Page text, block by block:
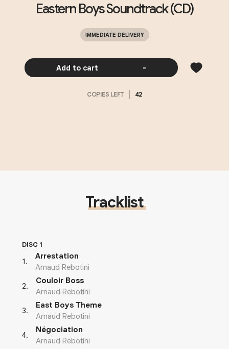
Eastern Boys Soundtrack (CD)
IMMEDIATE DELIVERY
Add to cart -
COPIES LEFT 42
Tracklist
DISC 1
1 .
Arrestation
Arnaud Rebotini
2.
Couloir Boss
Arnaud Rebotini
3.
East Boys Theme
Arnaud Rebotini
4.
Négociation
Arnaud Rebotini